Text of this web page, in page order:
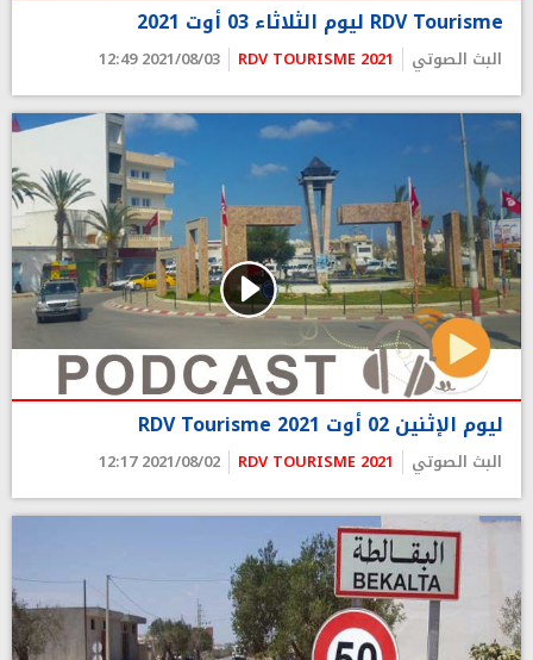
RDV Tourisme ليوم الثلاثاء 03 أوت 2021
البث الصوتي RDV TOURISME 2021
2021/08/03 12:49
ليوم الإثنين 02 أوت 2021 RDV Tourisme
البث الصوتي RDV TOURISME 2021
2021/08/02 12:17